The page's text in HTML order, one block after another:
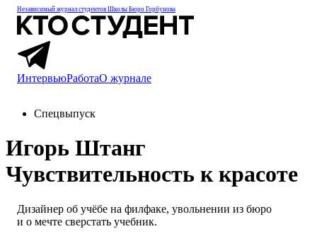
Независимый журнал студентов Школы Бюро Горбунова
ИнтервьюРаботаО журнале
Спецвыпуск
Игорь Штанг
Чувствительность к красоте
Дизайнер об учёбе на филфаке, увольнении из бюро
и о мечте сверстать учебник.